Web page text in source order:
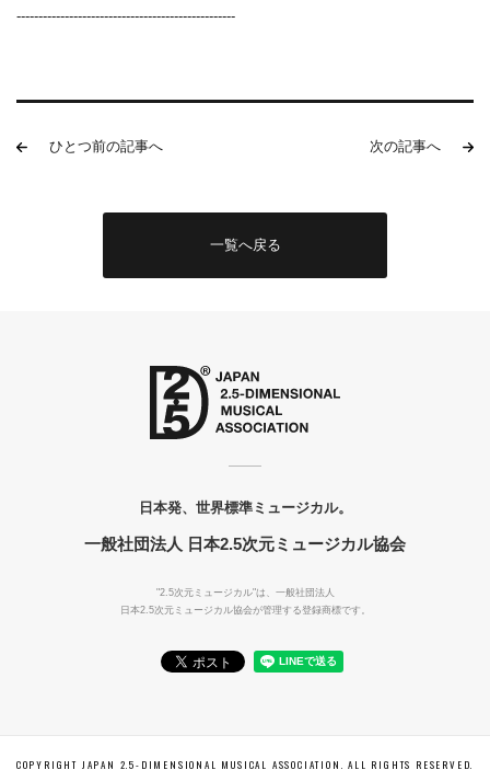
--------------------------------------------------
ひとつ前の記事へ 次の記事へ
一覧へ戻る
日本発、世界標準ミュージカル。
一般社団法人 日本2.5次元ミュージカル協会
"2.5次元ミュージカル"は、一般社団法人
日本2.5次元ミュージカル協会が管理する登録商標です。
COPYRIGHT JAPAN 2.5-DIMENSIONAL MUSICAL ASSOCIATION. ALL RIGHTS RESERVED.